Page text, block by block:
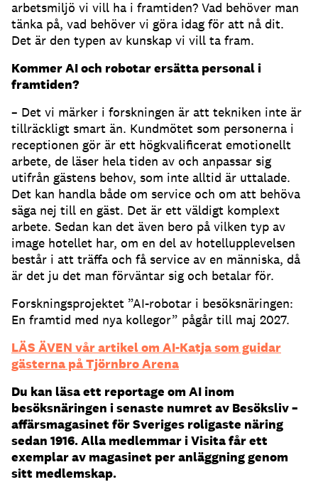
arbetsmiljö vi vill ha i framtiden? Vad behöver man
tänka på, vad behöver vi göra idag för att nå dit.
Det är den typen av kunskap vi vill ta fram.
Kommer AI och robotar ersätta personal i
framtiden?
– Det vi märker i forskningen är att tekniken inte är
tillräckligt smart än. Kundmötet som personerna i
receptionen gör är ett högkvalificerat emotionellt
arbete, de läser hela tiden av och anpassar sig
utifrån gästens behov, som inte alltid är uttalade.
Det kan handla både om service och om att behöva
säga nej till en gäst. Det är ett väldigt komplext
arbete. Sedan kan det även bero på vilken typ av
image hotellet har, om en del av hotellupplevelsen
består i att träffa och få service av en människa, då
är det ju det man förväntar sig och betalar för.
Forskningsprojektet ”AI-robotar i besöksnäringen:
En framtid med nya kollegor” pågår till maj 2027.
LÄS ÄVEN vår artikel om AI-Katja som guidar
gästerna på Tjörnbro Arena
Du kan läsa ett reportage om AI inom
besöksnäringen i senaste numret av Besöksliv –
affärsmagasinet för Sveriges roligaste näring
sedan 1916. Alla medlemmar i Visita får ett
exemplar av magasinet per anläggning genom
sitt medlemskap.